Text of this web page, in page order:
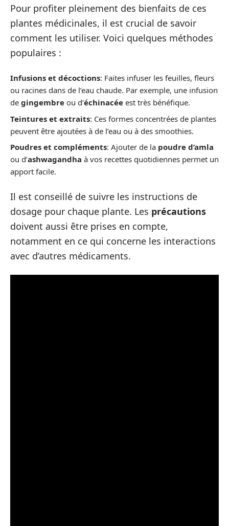
Pour profiter pleinement des bienfaits de ces
plantes médicinales, il est crucial de savoir
comment les utiliser. Voici quelques méthodes
populaires :
Infusions et décoctions: Faites infuser les feuilles, fleurs
ou racines dans de l’eau chaude. Par exemple, une infusion
de gingembre ou d’échinacée est très bénéfique.
Teintures et extraits: Ces formes concentrées de plantes
peuvent être ajoutées à de l’eau ou à des smoothies.
Poudres et compléments: Ajouter de la poudre d’amla
ou d’ashwagandha à vos recettes quotidiennes permet un
apport facile.
Il est conseillé de suivre les instructions de
dosage pour chaque plante. Les précautions
doivent aussi être prises en compte,
notamment en ce qui concerne les interactions
avec d’autres médicaments.